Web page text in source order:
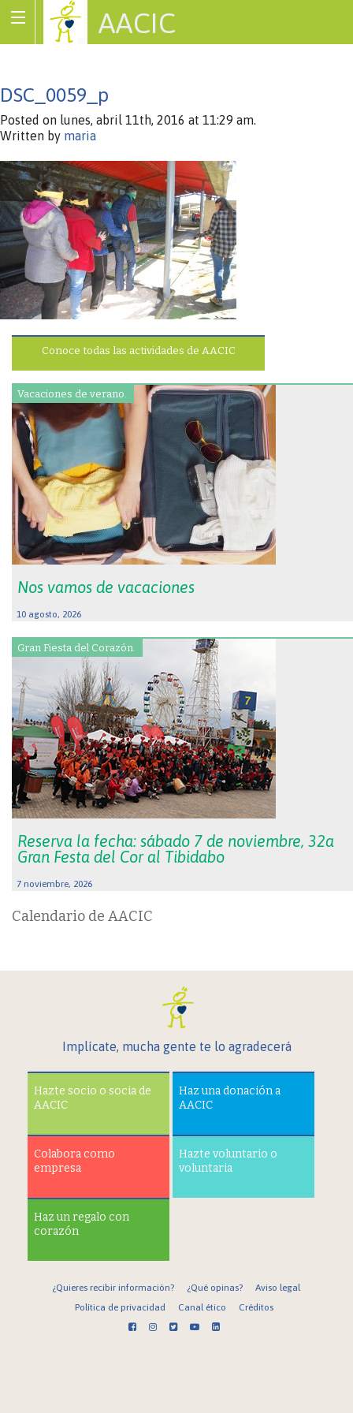
AACIC
DSC_0059_p
Posted on lunes, abril 11th, 2016 at 11:29 am.
Written by maria
Conoce todas las actividades de AACIC
Vacaciones de verano.
Nos vamos de vacaciones
10 agosto, 2026
Gran Fiesta del Corazón.
Reserva la fecha: sábado 7 de noviembre, 32a
Gran Festa del Cor al Tibidabo
7 noviembre, 2026
Calendario de AACIC
Implícate, mucha gente te lo agradecerá
Hazte socio o socia de
AACIC
Haz una donación a
AACIC
Colabora como
empresa
Hazte voluntario o
voluntaria
Haz un regalo con
corazón
¿Quieres recibir información? ¿Qué opinas?
Aviso legal
Política de privacidad
Canal ético Créditos